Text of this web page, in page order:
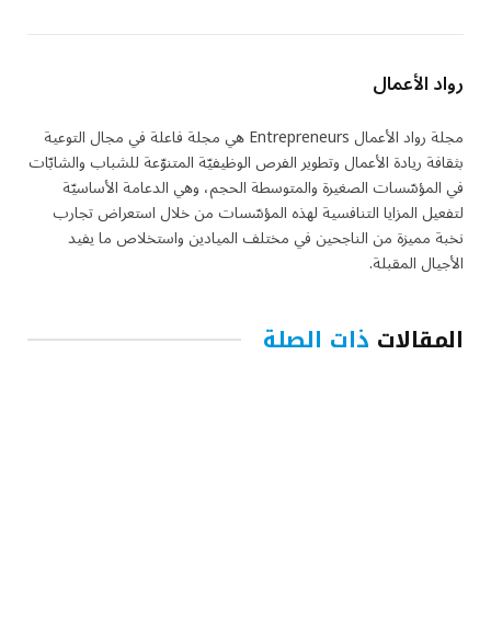
رواد الأعمال
مجلة رواد الأعمال Entrepreneurs هي مجلة فاعلة في مجال التوعية
بثقافة ريادة الأعمال وتطوير الفرص الوظيفيّة المتنوّعة للشباب والشابّات
في المؤسّسات الصغيرة والمتوسطة الحجم، وهي الدعامة الأساسيّة
لتفعيل المزايا التنافسية لهذه المؤسّسات من خلال استعراض تجارب
نخبة مميزة من الناجحين في مختلف الميادين واستخلاص ما يفيد
الأجيال المقبلة.
المقالات ذات الصلة